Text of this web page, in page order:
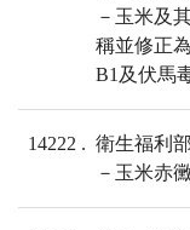
－玉米及
稱並修正
B1及伏馬
14222
衛生福利
－玉米赤